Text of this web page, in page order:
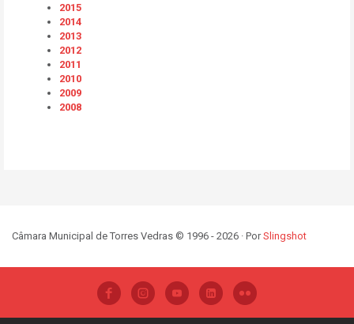
2015
2014
2013
2012
2011
2010
2009
2008
Câmara Municipal de Torres Vedras © 1996 - 2026 · PorSlingshot